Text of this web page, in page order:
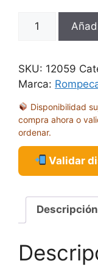
SUPER
CHAOS
&
1000
PIEZAS
cantidad
SKU: 12059
Marca:
Disponibilidad
compra ahora o
ordenar.
Validar
Descripción